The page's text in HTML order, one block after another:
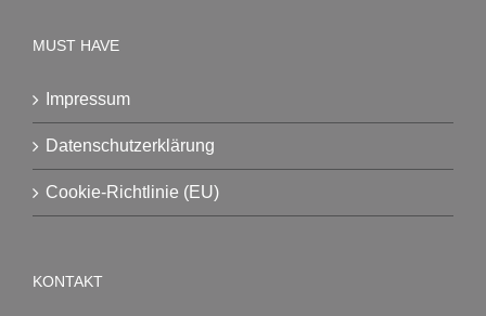
MUST HAVE
Impressum
Datenschutzerklärung
Cookie-Richtlinie (EU)
KONTAKT